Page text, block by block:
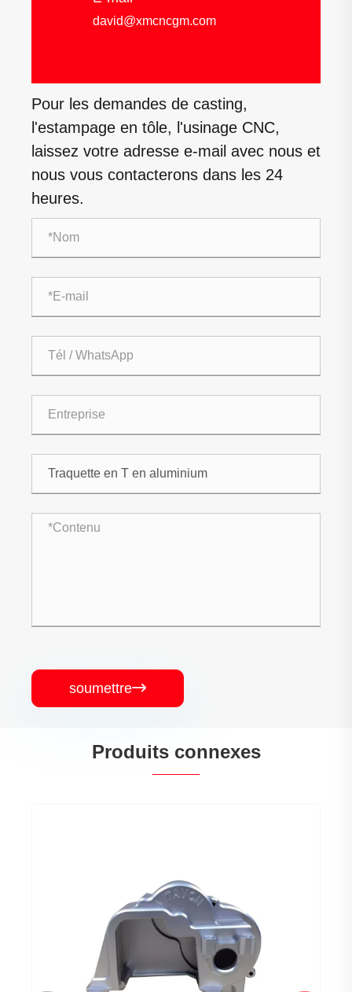
david@xmcncgm.com
Pour les demandes de casting,
l'estampage en tôle, l'usinage CNC,
laissez votre adresse e-mail avec nous et
nous vous contacterons dans les 24
heures.
soumettre
Produits connexes